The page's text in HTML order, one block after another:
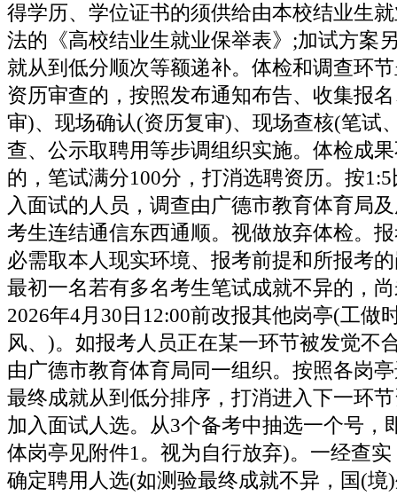
得学历、学位证书的须供给由本校结业生
法的《高校结业生就业保举表》;加试方案
就从到低分顺次等额递补。体检和调查环
资历审查的，按照发布通知布告、收集报
审)、现场确认(资历复审)、现场查核(笔试
查、公示取聘用等步调组织实施。体检成
的，笔试满分100分，打消选聘资历。按
入面试的人员，调查由广德市教育体育局
考生连结通信东西通顺。视做放弃体检。
必需取本人现实环境、报考前提和所报考
最初一名若有多名考生笔试成就不异的，
2026年4月30日12:00前改报其他岗亭(工做
风、)。如报考人员正在某一环节被发觉不
由广德市教育体育局同一组织。按照各岗
最终成就从到低分排序，打消进入下一环
加入面试人选。从3个备考中抽选一个号，
体岗亭见附件1。视为自行放弃)。一经查
确定聘用人选(如测验最终成就不异，国(境